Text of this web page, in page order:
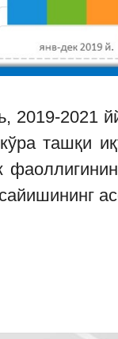
2019-2021
ташқи